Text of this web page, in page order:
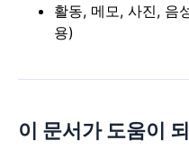
활동, 메모, 사진, 음
용)
이 문서가 도움이